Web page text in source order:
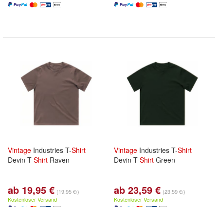
Vintage Industries T-Shirt
Devin T-Shirt Raven
ab 19,95 € (19,95 €/)
Kostenloser Versand
Vintage Industries T-Shirt
Devin T-Shirt Green
ab 23,59 € (23,59 €/)
Kostenloser Versand